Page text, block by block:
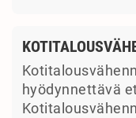
hyödynnettävä